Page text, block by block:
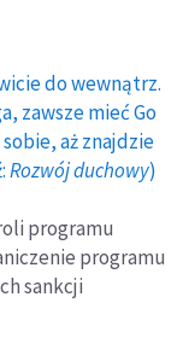
do wewnątrz.
zawsze mieć Go
aż znajdzie
Rozwój duchowy)
programu
programu
sankcji